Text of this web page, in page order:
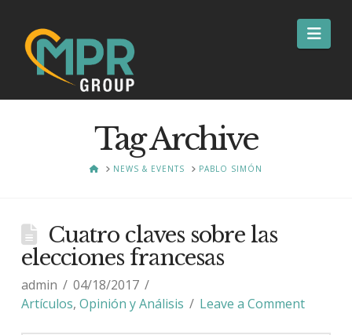
Tag Archive
HOMENEWS & EVENTS PABLO SIMÓN
Cuatro claves sobre las
elecciones francesas
admin
04/18/2017
Artículos, Opinión y Análisis Leave a Comment